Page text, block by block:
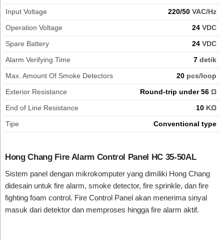
Input Voltage
220/50 VAC/Hz
Operation Voltage
24 VDC
Spare Battery
24 VDC
Alarm Verifying Time
7 detik
Max. Amount Of Smoke Detectors
20 pcs/loop
Exterior Resistance
Round-trip under 56 Ω
End of Line Resistance
10 KΩ
Tipe
Conventional type
Hong Chang Fire Alarm Control Panel HC 35-50AL
Sistem panel dengan mikrokomputer yang dimiliki Hong Chang
didesain untuk fire alarm, smoke detector, fire sprinkle, dan fire
fighting foam control. Fire Control Panel akan menerima sinyal
masuk dari detektor dan memproses hingga fire alarm aktif.